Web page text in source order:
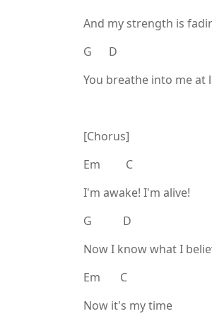
And my strength is
G D
You breathe into me at
[Chorus]
Em C
I'm awake! I'm alive!
G D
Now I know what I
Em C
Now it's my time